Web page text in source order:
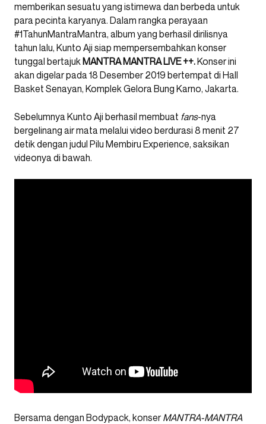
memberikan sesuatu yang istimewa dan berbeda untuk
para pecinta karyanya. Dalam rangka perayaan
#1TahunMantraMantra, album yang berhasil dirilisnya
tahun lalu, Kunto Aji siap mempersembahkan konser
tunggal bertajuk MANTRA MANTRA LIVE ++.Konser ini
akan digelar pada 18 Desember 2019 bertempat di Hall
Basket Senayan, Komplek Gelora Bung Karno, Jakarta.
Sebelumnya Kunto Aji berhasil membuat fans-nya
bergelinang air mata melalui video berdurasi 8 menit 27
detik dengan judul Pilu Membiru Experience, saksikan
videonya di bawah.
Bersama dengan Bodypack, konser MANTRA-MANTRA